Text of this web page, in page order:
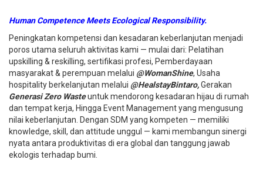
Human Competence Meets Ecological Responsibility.
Peningkatan kompetensi dan kesadaran keberlanjutan menjadi
poros utama seluruh aktivitas kami — mulai dari: Pelatihan
upskilling & reskilling, sertifikasi profesi, Pemberdayaan
masyarakat & perempuan melalui @WomanShine, Usaha
hospitality berkelanjutan melalui @HealstayBintaro,Gerakan
Generasi Zero Wasteuntuk mendorong kesadaran hijau di rumah
dan tempat kerja, Hingga Event Management yang mengusung
nilai keberlanjutan. Dengan SDM yang kompeten — memiliki
knowledge, skill, dan attitude unggul — kami membangun sinergi
nyata antara produktivitas di era global dan tanggung jawab
ekologis terhadap bumi.